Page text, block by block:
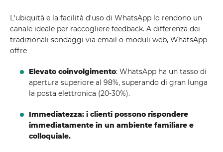
L'ubiquità e la facilità d'uso di WhatsApp lo rendono un
canale ideale per raccogliere feedback. A differenza dei
tradizionali sondaggi via email o moduli web, WhatsApp
offre
Elevato coinvolgimento: WhatsApp ha un tasso di
apertura superiore al 98%, superando di gran lunga
la posta elettronica (20-30%).
Immediatezza: i clienti possono rispondere
immediatamente in un ambiente familiare e
colloquiale.